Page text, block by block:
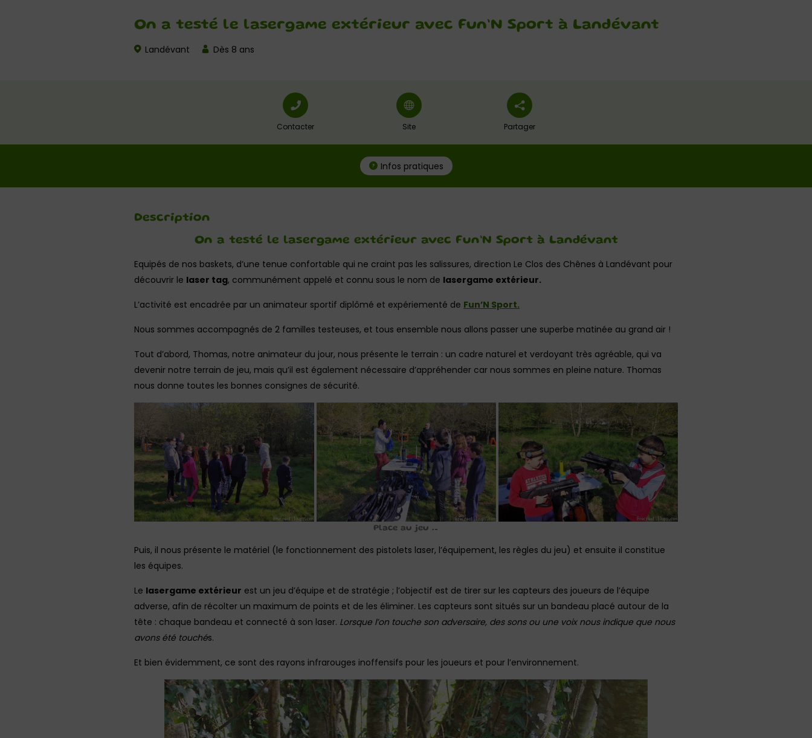
On a testé le lasergame extérieur avec Fun’N Sport à Landévant
Landévant Dès 8 ans
Contacter Site Partager
Infos pratiques
Description
On a testé le lasergame extérieur avec Fun’N Sport à Landévant
Equipés de nos baskets, d’une tenue confortable qui ne craint pas les salissures, direction Le Clos des Chênes à Landévant pour
découvrir le laser tag, communément appelé et connu sous le nom de lasergame extérieur.
L’activité est encadrée par un animateur sportif diplômé et expériementé de Fun’N Sport.
Nous sommes accompagnés de 2 familles testeuses, et tous ensemble nous allons passer une superbe matinée au grand air !
Tout d’abord, Thomas, notre animateur du jour, nous présente le terrain : un cadre naturel et verdoyant très agréable, qui va
devenir notre terrain de jeu, mais qu’il est également nécessaire d’appréhender car nous sommes en pleine nature. Thomas
nous donne toutes les bonnes consignes de sécurité.
Place au jeu …
Puis, il nous présente le matériel (le fonctionnement des pistolets laser, l’équipement, les règles du jeu) et ensuite il constitue
les équipes.
Le lasergame extérieur est un jeu d’équipe et de stratégie ; l’objectif est de tirer sur les capteurs des joueurs de l’équipe
adverse, afin de récolter un maximum de points et de les éliminer. Les capteurs sont situés sur un bandeau placé autour de la
tête : chaque bandeau et connecté à son laser. Lorsque l’on touche son adversaire, des sons ou une voix nous indique que nous
avons été touchés.
Et bien évidemment, ce sont des rayons infrarouges inoffensifs pour les joueurs et pour l’environnement.